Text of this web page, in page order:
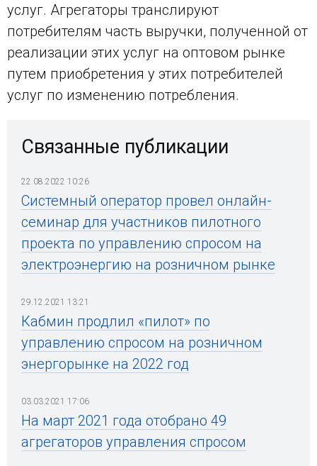
услуг. Агрегаторы транслируют
потребителям часть выручки, полученной от
реализации этих услуг на оптовом рынке
путем приобретения у этих потребителей
услуг по изменению потребления.
Связанные публикации
22.08.2022 10:26
Системный оператор провел онлайн-
семинар для участников пилотного
проекта по управлению спросом на
электроэнергию на розничном рынке
29.12.2021 13:21
Кабмин продлил «пилот» по
управлению спросом на розничном
энергорынке на 2022 год
03.03.2021 17:06
На март 2021 года отобрано 49
агрегаторов управления спросом